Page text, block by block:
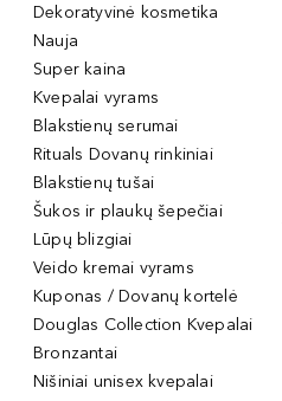
Dekoratyvinė kosmetika
Nauja
Super kaina
Kvepalai vyrams
Blakstienų serumai
Rituals Dovanų rinkiniai
Blakstienų tušai
Šukos ir plaukų šepečiai
Lūpų blizgiai
Veido kremai vyrams
Kuponas / Dovanų kortelė
Douglas Collection Kvepalai
Bronzantai
Nišiniai unisex kvepalai